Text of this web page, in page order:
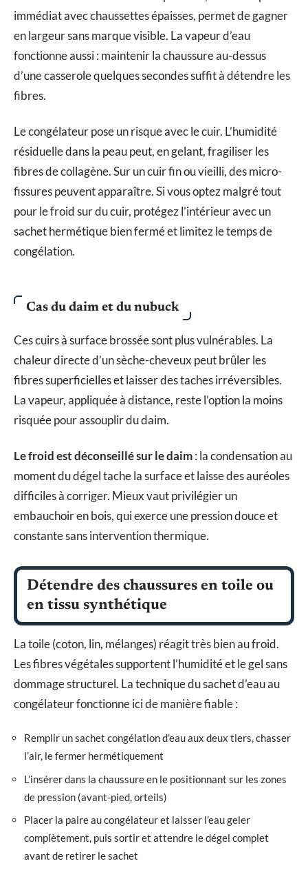
immédiat avec chaussettes épaisses, permet de gagner
en largeur sans marque visible. La vapeur d’eau
fonctionne aussi : maintenir la chaussure au-dessus
d’une casserole quelques secondes suffit à détendre les
fibres.
Le congélateur pose un risque avec le cuir. L’humidité
résiduelle dans la peau peut, en gelant, fragiliser les
fibres de collagène. Sur un cuir fin ou vieilli, des micro-
fissures peuvent apparaître. Si vous optez malgré tout
pour le froid sur du cuir, protégez l’intérieur avec un
sachet hermétique bien fermé et limitez le temps de
congélation.
Cas du daim et du nubuck
Ces cuirs à surface brossée sont plus vulnérables. La
chaleur directe d’un sèche-cheveux peut brûler les
fibres superficielles et laisser des taches irréversibles.
La vapeur, appliquée à distance, reste l’option la moins
risquée pour assouplir du daim.
Le froid est déconseillé sur le daim: la condensation au
moment du dégel tache la surface et laisse des auréoles
difficiles à corriger. Mieux vaut privilégier un
embauchoir en bois, qui exerce une pression douce et
constante sans intervention thermique.
Détendre des chaussures en toile ou
en tissu synthétique
La toile (coton, lin, mélanges) réagit très bien au froid.
Les fibres végétales supportent l’humidité et le gel sans
dommage structurel. La technique du sachet d’eau au
congélateur fonctionne ici de manière fiable :
Remplir un sachet congélation d’eau aux deux tiers, chasser
l’air, le fermer hermétiquement
L’insérer dans la chaussure en le positionnant sur les zones
de pression (avant-pied, orteils)
Placer la paire au congélateur et laisser l’eau geler
complètement, puis sortir et attendre le dégel complet
avant de retirer le sachet